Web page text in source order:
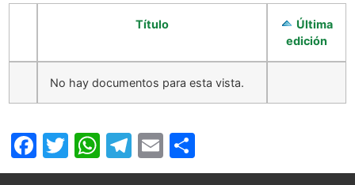
Título
Última
edición
No hay documentos para esta vista.
Facebook
Twitter
WhatsApp
Telegram
Email